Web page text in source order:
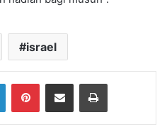
israel
LinkedInPinterestShare via Email Print